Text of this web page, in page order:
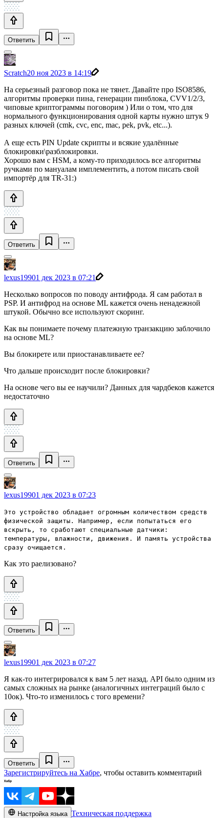
Ответить
Scratch20 ноя 2023 в 14:19
На серьезный разговор пока не тянет. Давайте про ISO8586,
алгоритмы проверки пина, генерации пинблока, CVV1/2/3,
чиповые криптограммы поговорим ) Или о том, что для
нормального функционирования одной карты нужно штук 9
разных ключей (cmk, cvc, enc, mac, pek, pvk, etc...).
А еще есть PIN Update скрипты и всякие удалённые
блокировки\разблокировки.
Хорошо вам с HSM, а кому-то приходилось все алгоритмы
ручками по мануалам имплементить, а потом писать свой
импортёр для TR-31:)
Ответить
lexus19901 дек 2023 в 07:21
Несколько вопросов по поводу антифрода. Я сам работал в
PSP. И антифрод на основе ML кажется очень ненадежной
штукой. Обычно все используют скоринг.
Как вы понимаете почему платежную транзакцию заблочило
на основе ML?
Вы блокирете или приостанавливаете ее?
Что дальше происходит после блокировки?
На основе чего вы ее научили? Данных для чардбеков кажется
недостаточно
Ответить
lexus19901 дек 2023 в 07:23
Это устройство обладает огромным количеством средств
физической защиты. Например, если попытаться его
вскрыть, то сработают специальные датчики:
температуры, влажности, движения. И память устройства
сразу очищается.
Как это раелизовано?
Ответить
lexus19901 дек 2023 в 07:27
Я как-то интегрировался к вам 5 лет назад. API было одним из
самых сложных на рынке (аналогичных интеграций было с
10ок). Что-то изменилось с того времени?
Ответить
Зарегистрируйтесь на Хабре, чтобы оставить комментарий
Настройка языка Техническая поддержка